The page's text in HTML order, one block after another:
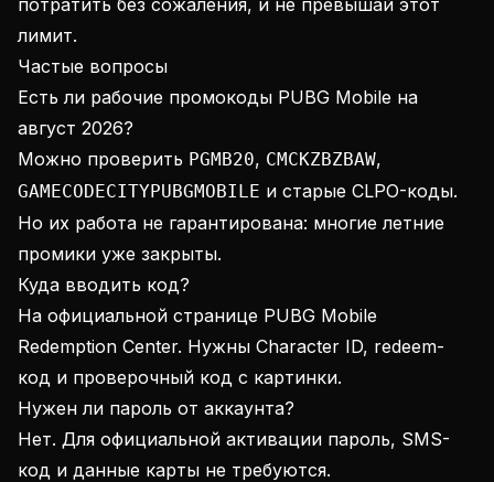
потратить без сожаления, и не превышай этот
лимит.
Частые вопросы
Есть ли рабочие промокоды PUBG Mobile на
август 2026?
Можно проверить PGMB20, CMCKZBZBAW,
GAMECODECITYPUBGMOBILE и старые CLPO-коды.
Но их работа не гарантирована: многие летние
промики уже закрыты.
Куда вводить код?
На официальной странице PUBG Mobile
Redemption Center. Нужны Character ID, redeem-
код и проверочный код с картинки.
Нужен ли пароль от аккаунта?
Нет. Для официальной активации пароль, SMS-
код и данные карты не требуются.